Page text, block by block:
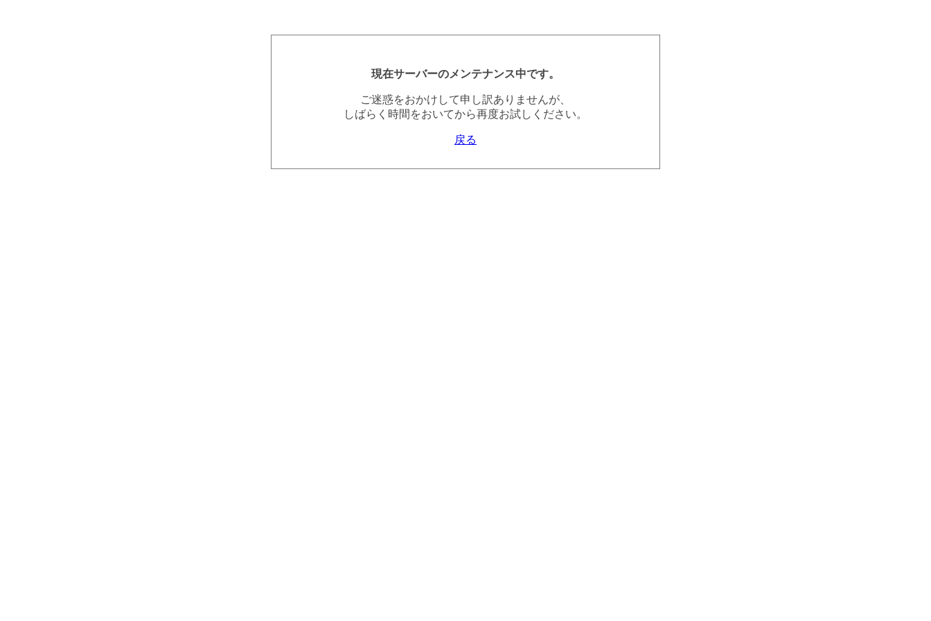
現在サーバーのメンテナンス中です。
ご迷惑をおかけして申し訳ありませんが、
しばらく時間をおいてから再度お試しください。
戻る